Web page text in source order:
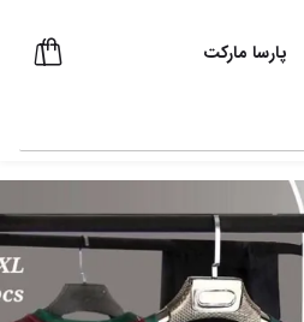
پارسا مارکت